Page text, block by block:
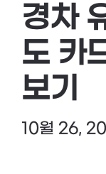
경차
도 카
보기
10월 26,